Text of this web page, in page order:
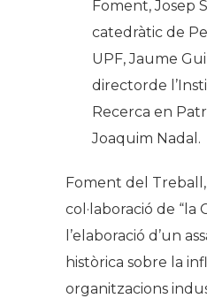
Foment, Josep
catedràtic de
UPF, Jaume
directorde
Recerca en
Joaquim Nadal.
Foment del
col·laboració de “la
l’elaboració d’un
històrica sobre la
organitzacions